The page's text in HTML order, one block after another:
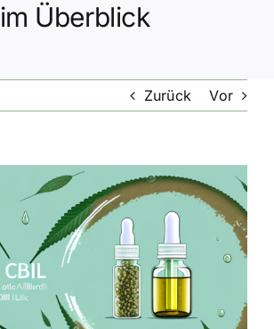
im Überblick
Zurück Vor